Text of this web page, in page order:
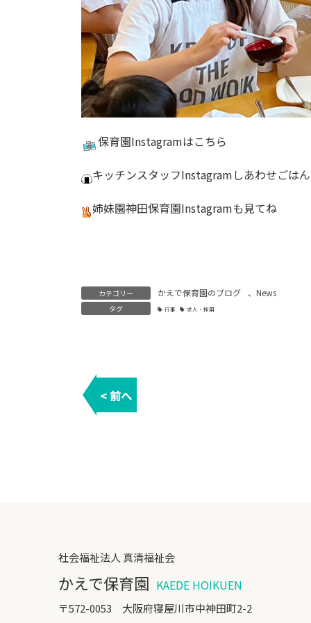
保育園Instagramはこちら
キッチンスタッフInstagramしあわせごはん
姉妹園神田保育園Instagramも見てね
カテゴリー かえで保育園のブログ 、 News
タグ 行事 求人・採用
< 前へ
社会福祉法人 真清福祉会
かえで保育園 KAEDE HOIKUEN
〒572-0053 大阪府寝屋川市中神田町2-2